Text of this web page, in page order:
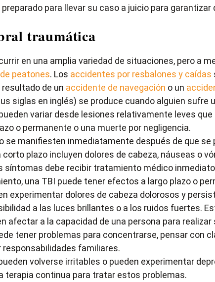
para llevar su caso a juicio para
traumática
en una amplia variedad de situaciones, pero a
peatones. Los accidentes por resbalones y caídas
de un accidente de navegación o un
siglas en inglés) se produce cuando alguien sufre
variar desde lesiones relativamente leves
o permanente o una muerte por negligencia.
se manifiesten inmediatamente después de que
plazo incluyen dolores de cabeza, náuseas o
síntomas debe recibir tratamiento médico
una TBI puede tener efectos a largo plazo o
experimentar dolores de cabeza dolorosos y
a las luces brillantes o a los ruidos fuertes.
afectar a la capacidad de una persona para
tener problemas para concentrarse, pensar con
familiares.
volverse irritables o pueden experimentar
terapia continua para tratar estos problemas.